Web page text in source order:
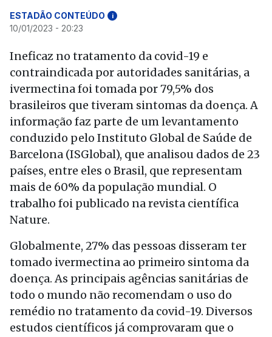
ESTADÃO CONTEÚDO i
10/01/2023 - 20:23
Ineficaz no tratamento da covid-19 e
contraindicada por autoridades sanitárias, a
ivermectina foi tomada por 79,5% dos
brasileiros que tiveram sintomas da doença. A
informação faz parte de um levantamento
conduzido pelo Instituto Global de Saúde de
Barcelona (ISGlobal), que analisou dados de 23
países, entre eles o Brasil, que representam
mais de 60% da população mundial. O
trabalho foi publicado na revista científica
Nature.
Globalmente, 27% das pessoas disseram ter
tomado ivermectina ao primeiro sintoma da
doença. As principais agências sanitárias de
todo o mundo não recomendam o uso do
remédio no tratamento da covid-19. Diversos
estudos científicos já comprovaram que o